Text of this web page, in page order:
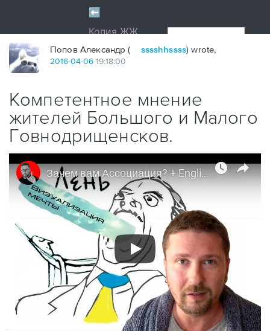
Попов Александр ( sssshhssss) wrote,
2016-04-06 19:18:00
Компетентное мнение
жителей Большого и Малого
Говнодрищенсков.